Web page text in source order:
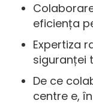
eficiența
Expertiza
siguranței
De ce
centre e,